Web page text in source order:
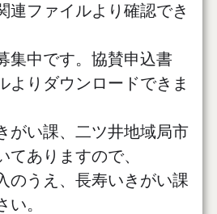
連ファイルより確認でき
集中です。協賛申込書
よりダウンロードできま
がい課、二ツ井地域局市
てありますので、
うえ、長寿いきがい課
い。